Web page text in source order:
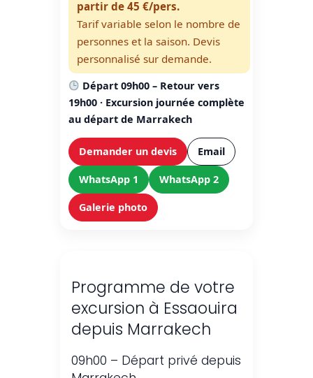
partir de 45 €/pers.
Tarif variable selon le nombre de
personnes et la saison. Devis
personnalisé sur demande.
Départ 09h00 – Retour vers
19h00 · Excursion journée complète
au départ de Marrakech
Demander un devis Email
WhatsApp 1 WhatsApp 2
Galerie photo
Programme de votre
excursion à Essaouira
depuis Marrakech
09h00 – Départ privé depuis